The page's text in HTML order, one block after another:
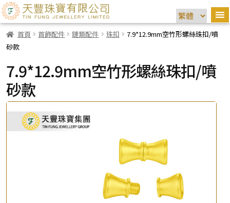
首頁 首飾配件 鏈類配件 珠扣
7.9*12.9mm空竹形螺絲珠扣/噴
砂款
7.9*12.9mm空竹形螺絲珠扣/噴
砂款